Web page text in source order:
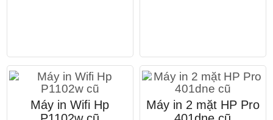
Máy in Wifi Hp
Máy in 2 mặt HP Pro